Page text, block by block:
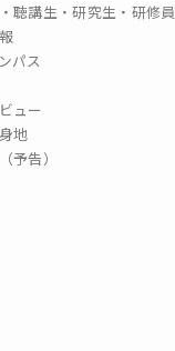
聴講生・研究生・研修員
パス
ュー
地
予告）